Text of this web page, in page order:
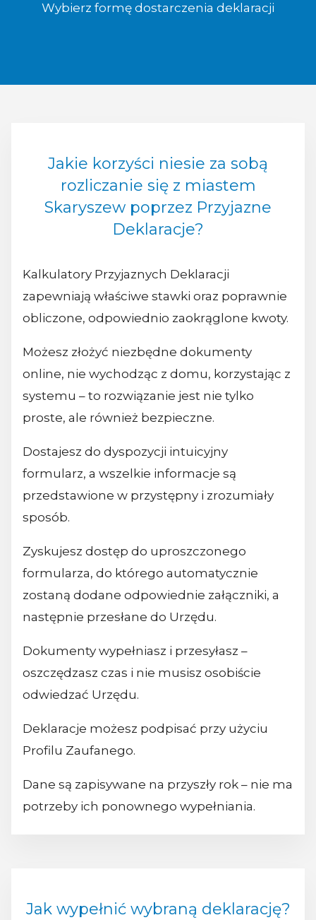
Wybierz formę dostarczenia deklaracji
Jakie korzyści niesie za sobą
rozliczanie się z miastem
Skaryszew poprzez Przyjazne
Deklaracje?
Kalkulatory Przyjaznych Deklaracji
zapewniają właściwe stawki oraz poprawnie
obliczone, odpowiednio zaokrąglone kwoty.
Możesz złożyć niezbędne dokumenty
online, nie wychodząc z domu, korzystając z
systemu – to rozwiązanie jest nie tylko
proste, ale również bezpieczne.
Dostajesz do dyspozycji intuicyjny
formularz, a wszelkie informacje są
przedstawione w przystępny i zrozumiały
sposób.
Zyskujesz dostęp do uproszczonego
formularza, do którego automatycznie
zostaną dodane odpowiednie załączniki, a
następnie przesłane do Urzędu.
Dokumenty wypełniasz i przesyłasz –
oszczędzasz czas i nie musisz osobiście
odwiedzać Urzędu.
Deklaracje możesz podpisać przy użyciu
Profilu Zaufanego.
Dane są zapisywane na przyszły rok – nie ma
potrzeby ich ponownego wypełniania.
Jak wypełnić wybraną deklarację?